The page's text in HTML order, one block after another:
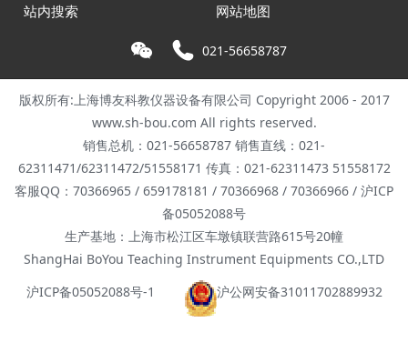
站内搜索
网站地图
021-56658787
版权所有:上海博友科教仪器设备有限公司 Copyright 2006 - 2017
www.sh-bou.com All rights reserved.
销售总机：021-56658787 销售直线：021-
62311471/62311472/51558171 传真：021-62311473 51558172
客服QQ：70366965 / 659178181 / 70366968 / 70366966 / 沪ICP
备05052088号
生产基地：上海市松江区车墩镇联营路615号20幢
ShangHai BoYou Teaching Instrument Equipments CO.,LTD
沪ICP备05052088号-1
沪公网安备31011702889932